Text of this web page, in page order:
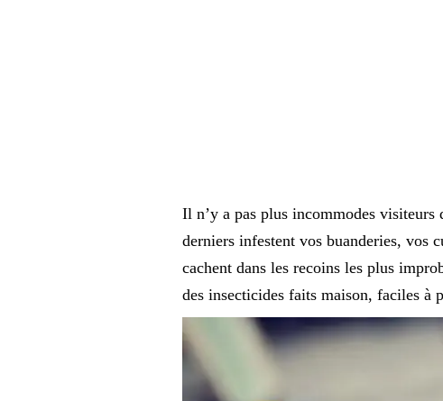
Il n’y a pas plus incommodes visiteurs
derniers infestent vos buanderies, vos
cachent dans les recoins les plus
des insecticides faits maison, faciles à